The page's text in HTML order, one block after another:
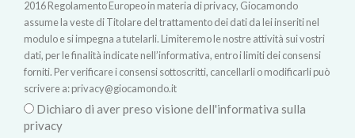
2016 Regolamento Europeo in materia di privacy, Giocamondo
assume la veste di Titolare del trattamento dei dati da lei inseriti nel
modulo e si impegna a tutelarli. Limiteremo le nostre attività sui vostri
dati, per le finalità indicate nell’informativa, entro i limiti dei consensi
forniti. Per verificare i consensi sottoscritti, cancellarli o modificarli può
scrivere a:privacy@giocamondo.it
Dichiaro di aver preso visione dell'informativa sulla
privacy